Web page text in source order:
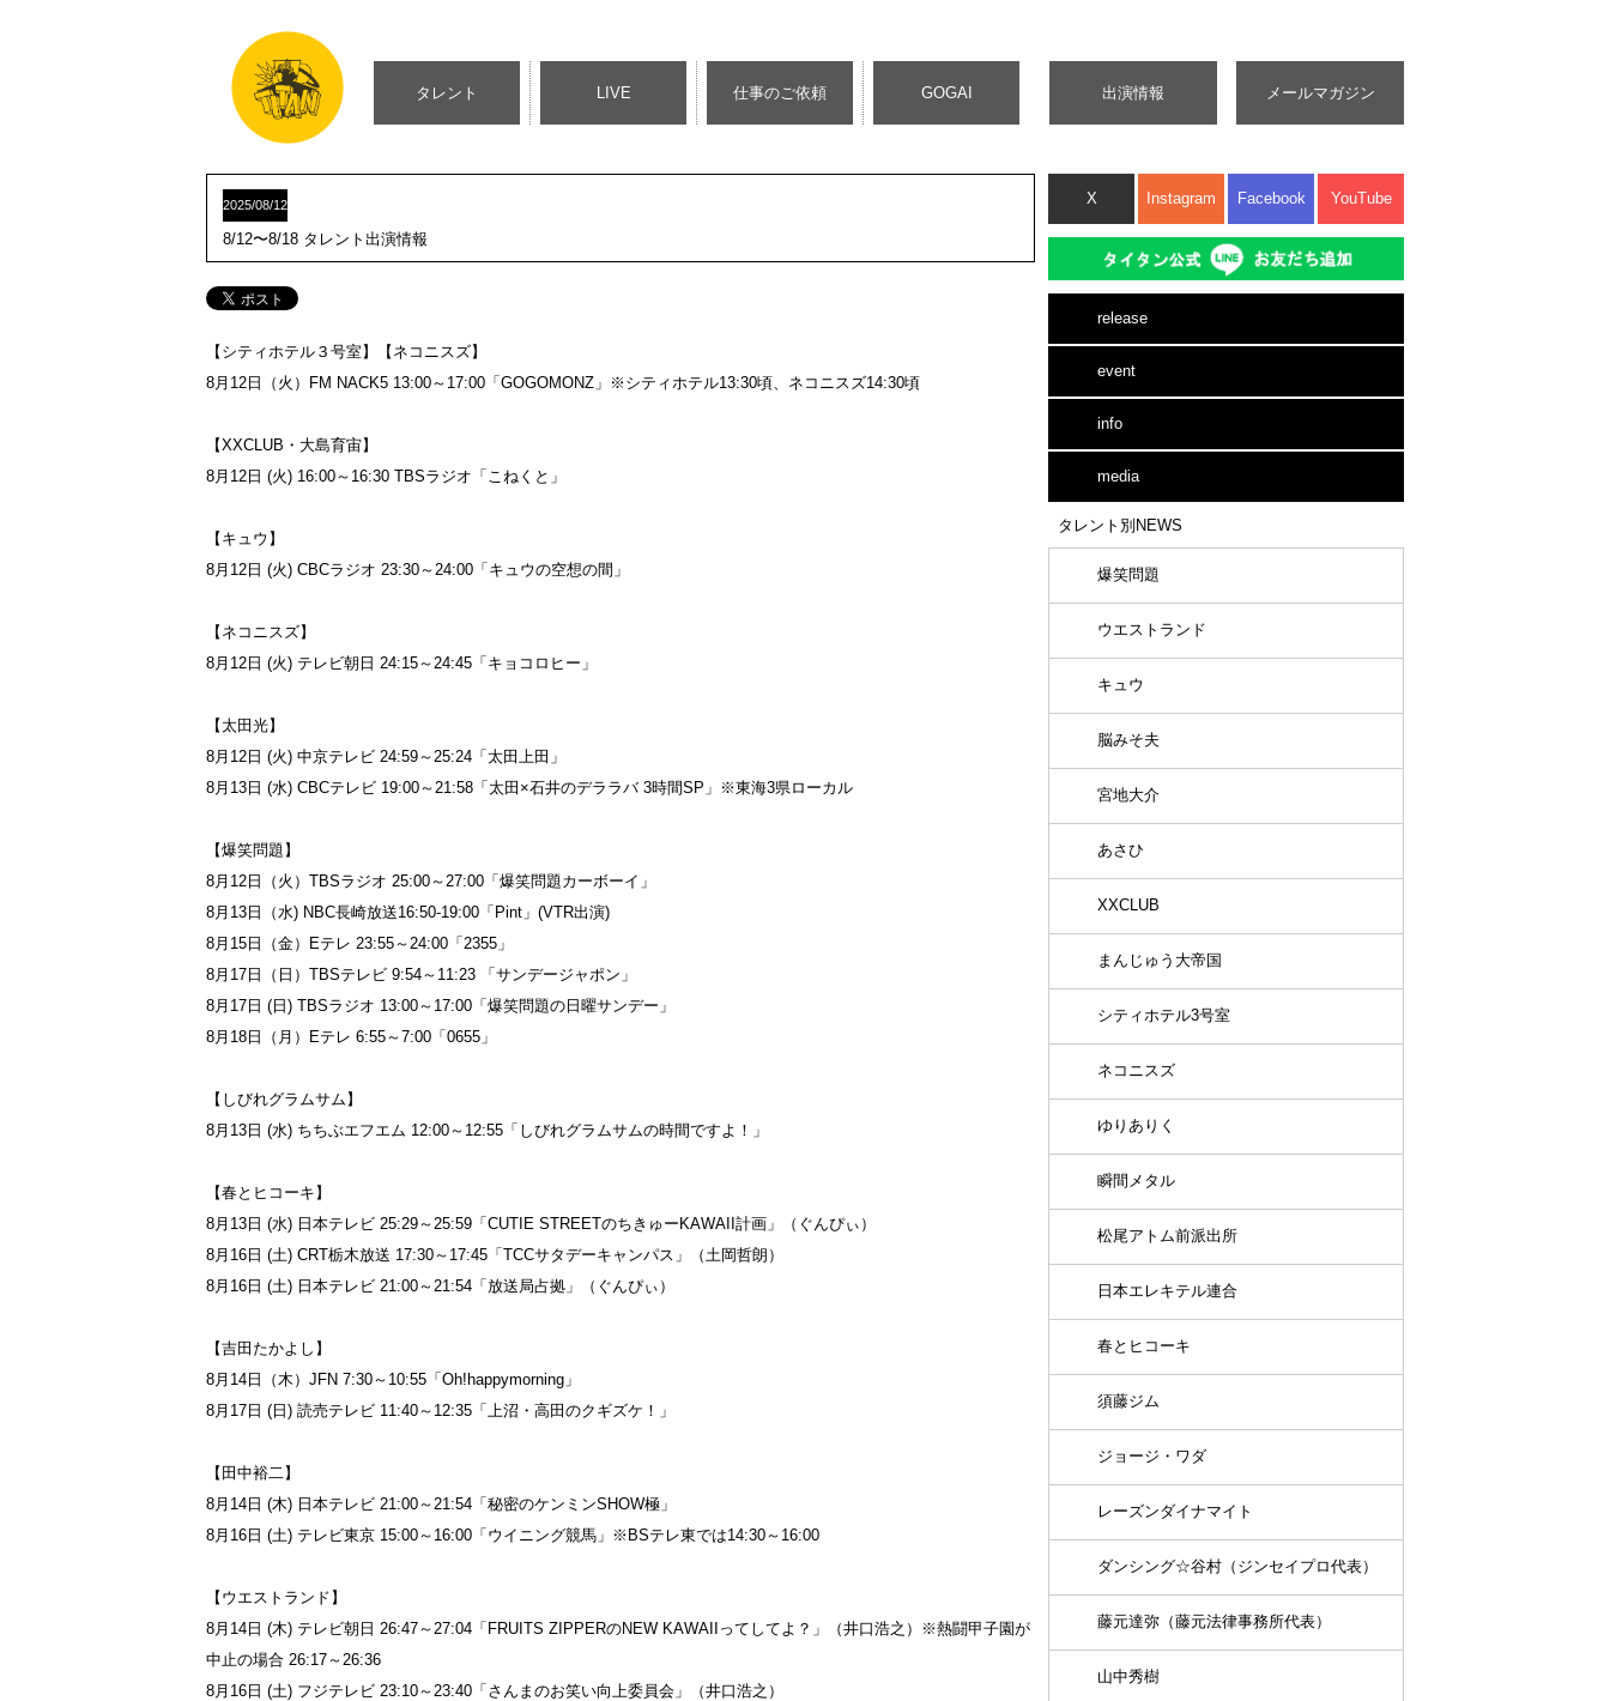
タレント LIVE 仕事のご依頼 GOGAI 出演情報 メールマガジン
2025/08/12
8/12〜8/18 タレント出演情報
【シティホテル３号室】【ネコニスズ】
8月12日（火）FM NACK5 13:00～17:00「GOGOMONZ」※シティホテル13:30頃、ネコニスズ14:30頃
【XXCLUB・大島育宙】
8月12日 (火) 16:00～16:30 TBSラジオ「こねくと」
【キュウ】
8月12日 (火) CBCラジオ 23:30～24:00「キュウの空想の間」
【ネコニスズ】
8月12日 (火) テレビ朝日 24:15～24:45「キョコロヒー」
【太田光】
8月12日 (火) 中京テレビ 24:59～25:24「太田上田」
8月13日 (水) CBCテレビ 19:00～21:58「太田×石井のデララバ 3時間SP」※東海3県ローカル
【爆笑問題】
8月12日（火）TBSラジオ 25:00～27:00「爆笑問題カーボーイ」
8月13日（水) NBC長崎放送16:50-19:00「Pint」(VTR出演)
8月15日（金）Eテレ 23:55～24:00「2355」
8月17日（日）TBSテレビ 9:54～11:23 「サンデージャポン」
8月17日 (日) TBSラジオ 13:00～17:00「爆笑問題の日曜サンデー」
8月18日（月）Eテレ 6:55～7:00「0655」
【しびれグラムサム】
8月13日 (水) ちちぶエフエム 12:00～12:55「しびれグラムサムの時間ですよ！」
【春とヒコーキ】
8月13日 (水) 日本テレビ 25:29～25:59「CUTIE STREETのちきゅーKAWAII計画」（ぐんぴぃ）
8月16日 (土) CRT栃木放送 17:30～17:45「TCCサタデーキャンパス」（土岡哲朗）
8月16日 (土) 日本テレビ 21:00～21:54「放送局占拠」（ぐんぴぃ）
【吉田たかよし】
8月14日（木）JFN 7:30～10:55「Oh!happymorning」
8月17日 (日) 読売テレビ 11:40～12:35「上沼・高田のクギズケ！」
【田中裕二】
8月14日 (木) 日本テレビ 21:00～21:54「秘密のケンミンSHOW極」
8月16日 (土) テレビ東京 15:00～16:00「ウイニング競馬」※BSテレ東では14:30～16:00
【ウエストランド】
8月14日 (木) テレビ朝日 26:47～27:04「FRUITS ZIPPERのNEW KAWAIIってしてよ？」（井口浩之）※熱闘甲子園が
中止の場合 26:17～26:36
8月16日 (土) フジテレビ 23:10～23:40「さんまのお笑い向上委員会」（井口浩之）
X Instagram Facebook YouTube
release
event
info
media
タレント別NEWS
爆笑問題
ウエストランド
キュウ
脳みそ夫
宮地大介
あさひ
XXCLUB
まんじゅう大帝国
シティホテル3号室
ネコニスズ
ゆりありく
瞬間メタル
松尾アトム前派出所
日本エレキテル連合
春とヒコーキ
須藤ジム
ジョージ・ワダ
レーズンダイナマイト
ダンシング☆谷村（ジンセイプロ代表）
藤元達弥（藤元法律事務所代表）
山中秀樹